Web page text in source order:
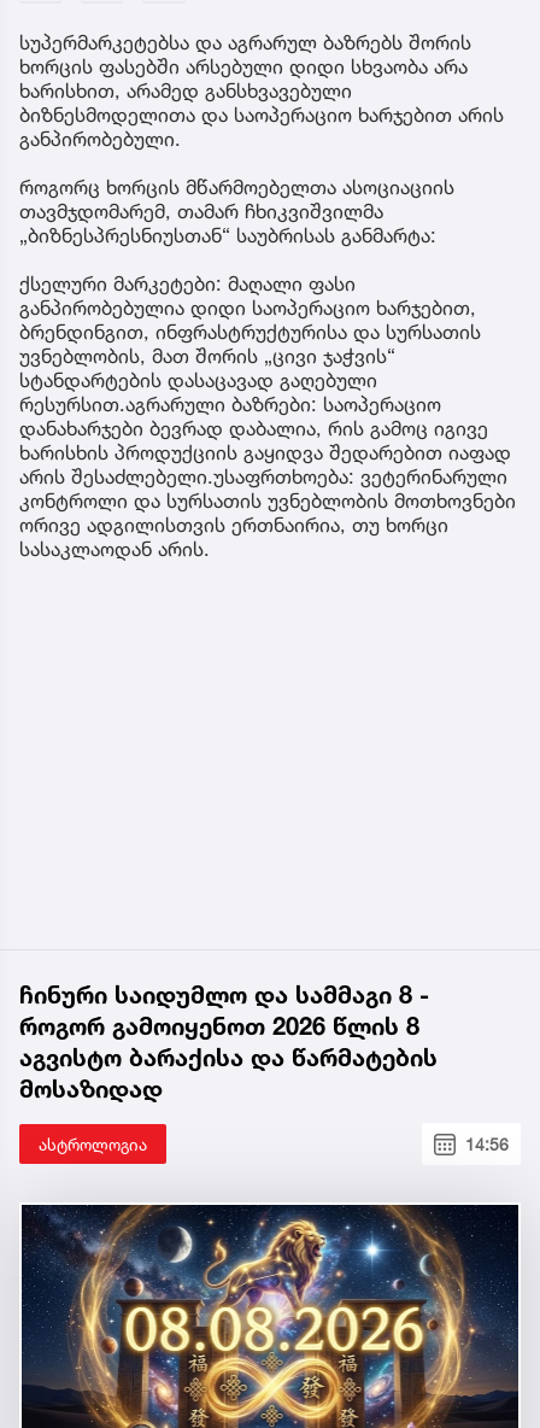
სუპერმარკეტებსა და აგრარულ ბაზრებს შორის
ხორცის ფასებში არსებული დიდი სხვაობა არა
ხარისხით, არამედ განსხვავებული
ბიზნესმოდელითა და საოპერაციო ხარჯებით არის
განპირობებული.
როგორც ხორცის მწარმოებელთა ასოციაციის
თავმჯდომარემ, თამარ ჩხიკვიშვილმა
„ბიზნესპრესნიუსთან“ საუბრისას განმარტა:
ქსელური მარკეტები: მაღალი ფასი
განპირობებულია დიდი საოპერაციო ხარჯებით,
ბრენდინგით, ინფრასტრუქტურისა და სურსათის
უვნებლობის, მათ შორის „ცივი ჯაჭვის“
სტანდარტების დასაცავად გაღებული
რესურსით.აგრარული ბაზრები: საოპერაციო
დანახარჯები ბევრად დაბალია, რის გამოც იგივე
ხარისხის პროდუქციის გაყიდვა შედარებით იაფად
არის შესაძლებელი.უსაფრთხოება: ვეტერინარული
კონტროლი და სურსათის უვნებლობის მოთხოვნები
ორივე ადგილისთვის ერთნაირია, თუ ხორცი
სასაკლაოდან არის.
ჩინური საიდუმლო და სამმაგი 8 -
როგორ გამოიყენოთ 2026 წლის 8
აგვისტო ბარაქისა და წარმატების
მოსაზიდად
ასტროლოგია 14:56